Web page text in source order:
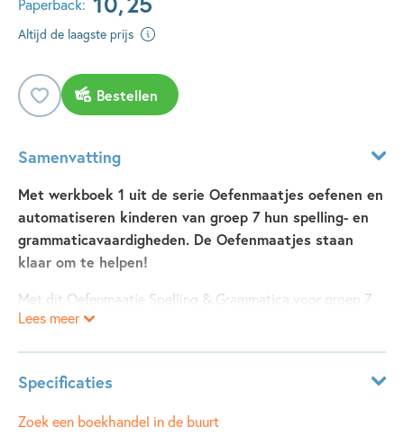
Paperback:
Altijd de laagste prijs
Bestellen
Samenvatting
Met werkboek 1 uit de serie Oefenmaatjes oefenen en
automatiseren kinderen van groep 7 hun spelling- en
grammaticavaardigheden. De Oefenmaatjes staan
klaar om te helpen!
Met dit Oefenmaatje Spelling & Grammatica voor groep 7
oefenen kinderen doelgericht met spelling en grammatica.
achtervoegsels -ig, -lijk, -heid, -teit en -aard
- woorden eindigend op -b, -tie en -isch
Lees meer
Specificaties
Leeftijdsindicatie: 9 - 12 jaar
Zoek een boekhandel in de buurt